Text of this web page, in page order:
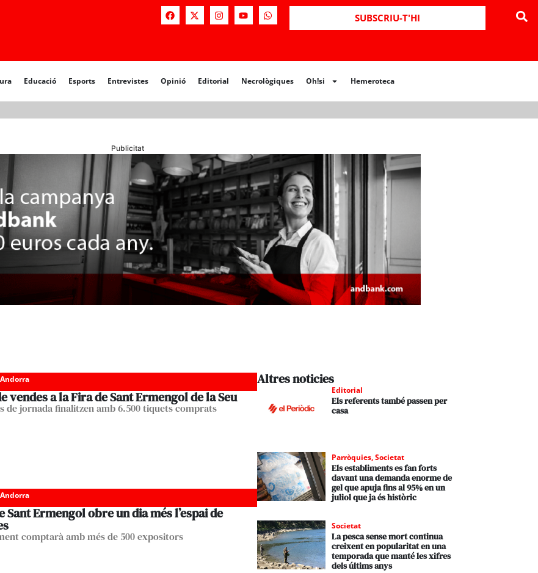
SUBSCRIU-T'HI
Educació Esports Entrevistes Opinió Editorial Necrològiques Oh!si Hemeroteca
Opinió Editorial Necrològiques Hemeroteca
Publicitat
vendes a la Fira de Sant Ermengol de la Seu
de jornada finalitzen amb 6.500 tiquets comprats
Sant Ermengol obre un dia més l’espai de
comptarà amb més de 500 expositors
Altres noticies
Editorial
Els referents també passen per
casa
Parròquies,Societat
Els establiments es fan forts
davant una demanda enorme de
gel que apuja fins al 95% en un
juliol que ja és històric
Societat
La pesca sense mort continua
creixent en popularitat en una
temporada que manté les xifres
dels últims anys